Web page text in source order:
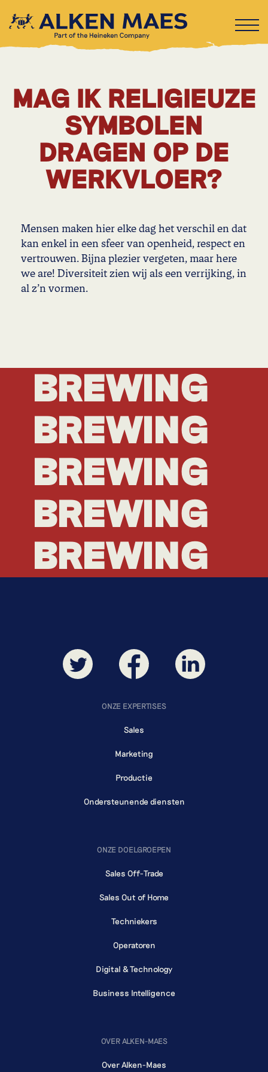
MAG IK RELIGIEUZE
SYMBOLEN
DRAGEN OP DE
WERKVLOER?
Mensen maken hier elke dag het verschil en dat
kan enkel in een sfeer van openheid, respect en
vertrouwen. Bijna plezier vergeten, maar here
we are! Diversiteit zien wij als een verrijking, in
al z’n vormen.
BREWING
BREWING
BREWING
BREWING
BREWING
ONZE EXPERTISES
Sales
Marketing
Productie
Ondersteunende diensten
ONZE DOELGROEPEN
Sales Off-Trade
Sales Out of Home
Techniekers
Operatoren
Digital & Technology
Business Intelligence
OVER ALKEN-MAES
Over Alken-Maes